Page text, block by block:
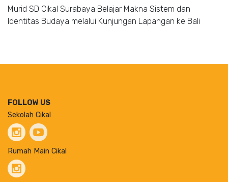
Murid SD Cikal Surabaya Belajar Makna Sistem dan
Identitas Budaya melalui Kunjungan Lapangan ke Bali
FOLLOW US
Sekolah Cikal
Rumah Main Cikal